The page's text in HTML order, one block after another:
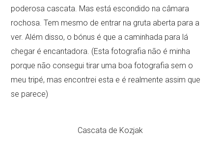
poderosa cascata. Mas está escondido na câmara
rochosa. Tem mesmo de entrar na gruta aberta para a
ver. Além disso, o bónus é que a caminhada para lá
chegar é encantadora. (Esta fotografia não é minha
porque não consegui tirar uma boa fotografia sem o
meu tripé, mas encontrei esta e é realmente assim que
se parece)
Cascata de Kozjak